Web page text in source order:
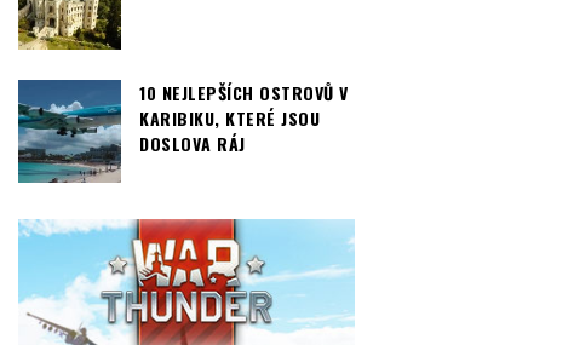
10 NEJLEPŠÍCH OSTROVŮ V
KARIBIKU, KTERÉ JSOU
DOSLOVA RÁJ